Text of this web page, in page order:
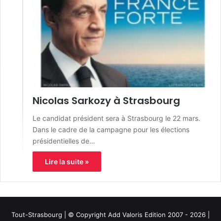
Nicolas Sarkozy à Strasbourg
Le candidat président sera à Strasbourg le 22 mars.
Dans le cadre de la campagne pour les élections
présidentielles de…
Lire la suite »
Tout-Strasbourg | © Copyright Add Valoris Edition 2007 - 2026 |